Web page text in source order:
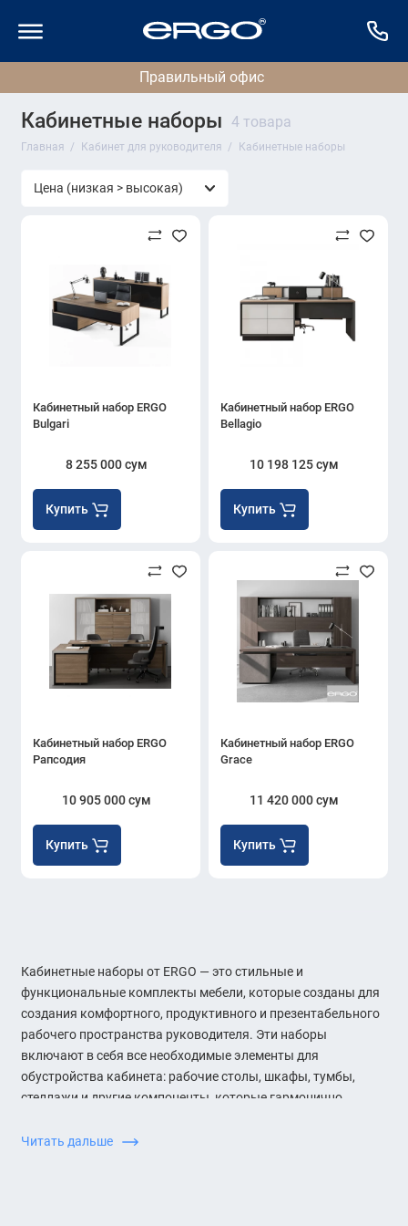
Кабинетные наборы 4 товара
Главная Кабинет для руководителя Кабинетные наборы
Кабинетный набор ERGO
Bulgari
8 255 000 сум
Купить
Кабинетный набор ERGO
Bellagio
10 198 125 сум
Купить
Кабинетный набор ERGO
Рапсодия
10 905 000 сум
Купить
Кабинетный набор ERGO
Grace
11 420 000 сум
Купить
Кабинетные наборы от ERGO — это стильные и
функциональные комплекты мебели, которые созданы для
создания комфортного, продуктивного и презентабельного
рабочего пространства руководителя. Эти наборы
включают в себя все необходимые элементы для
обустройства кабинета: рабочие столы, шкафы, тумбы,
стеллажи и другие компоненты, которые гармонично
подчеркивают статус руководителя, создавая атмосферу
Читать дальше